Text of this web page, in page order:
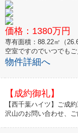
価格：1380万円
専有面積：88.22㎡（
空室ですのでいつでも
物件詳細へ
【成約御礼】
【西千葉ハイツ】ご成
沢山のお問い合わせ、